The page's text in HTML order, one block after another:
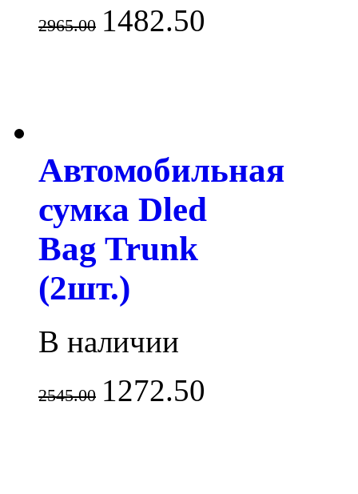
2965.00 1482.50
Автомобильная
сумка Dled
Bag Trunk
(2шт.)
В наличии
2545.00 1272.50